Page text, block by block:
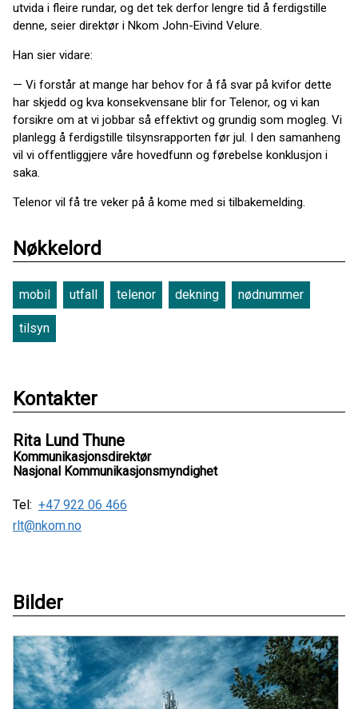
utvida i fleire rundar, og det tek derfor lengre tid å ferdigstille
denne, seier direktør i Nkom John-Eivind Velure.
Han sier vidare:
— Vi forstår at mange har behov for å få svar på kvifor dette
har skjedd og kva konsekvensane blir for Telenor, og vi kan
forsikre om at vi jobbar så effektivt og grundig som mogleg. Vi
planlegg å ferdigstille tilsynsrapporten før jul. I den samanheng
vil vi offentliggjere våre hovedfunn og førebelse konklusjon i
saka.
Telenor vil få tre veker på å kome med si tilbakemelding.
Nøkkelord
mobil utfall telenor dekning nødnummer
tilsyn
Kontakter
Rita Lund Thune
Kommunikasjonsdirektør
Nasjonal Kommunikasjonsmyndighet
Tel: +47 922 06 466
rlt@nkom.no
Bilder